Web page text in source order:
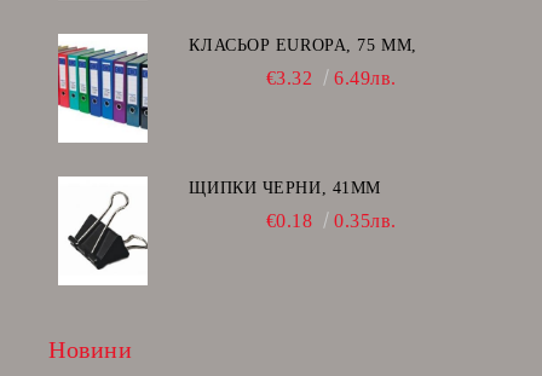
КЛАСЬОР EUROPA, 75 ММ,
€3.32 6.49лв.
ЩИПКИ ЧЕРНИ, 41ММ
€0.18 0.35лв.
Новини